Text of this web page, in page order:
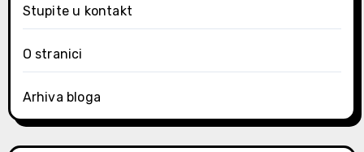
Stupite u kontakt
O stranici
Arhiva bloga